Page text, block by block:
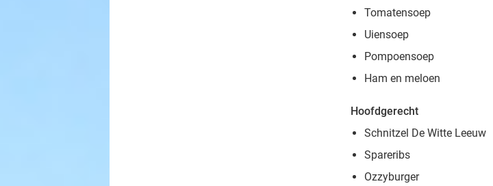
Tomatensoep
Uiensoep
Pompoensoep
Ham en meloen
Hoofdgerecht
Schnitzel De Witte Leeuw
Spareribs
Ozzyburger